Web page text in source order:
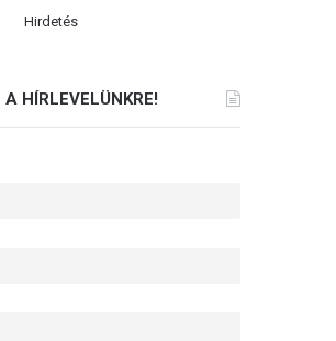
Hirdetés
HÍRLEVELÜNKRE!